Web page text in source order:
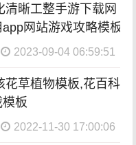
清晰工整手游下载网
网站游戏攻略模板
2023-09-04 06:59:51
花草植物模板,花百科
板
2022-11-30 17:00:06